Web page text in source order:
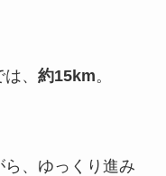
、 約15km。
、ゆっくり進み